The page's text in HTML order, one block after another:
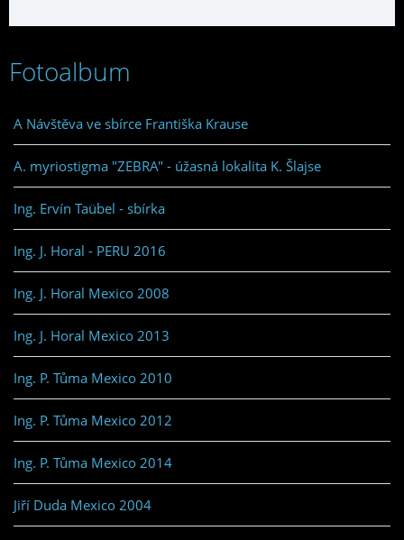
Fotoalbum
A Návštěva ve sbírce Františka Krause
A. myriostigma "ZEBRA" - úžasná lokalita K. Šlajse
Ing. Ervín Taübel - sbírka
Ing. J. Horal - PERU 2016
Ing. J. Horal Mexico 2008
Ing. J. Horal Mexico 2013
Ing. P. Tůma Mexico 2010
Ing. P. Tůma Mexico 2012
Ing. P. Tůma Mexico 2014
Jiří Duda Mexico 2004